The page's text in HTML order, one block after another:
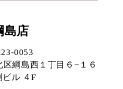
島店
0053
綱島西１丁目６−１６
ビル ４F